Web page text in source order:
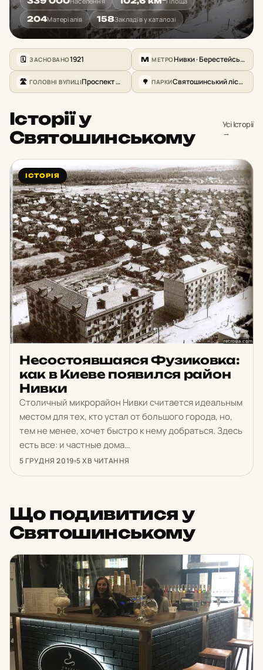
204Матеріалів 158Закладів у каталозі
🗓 ЗАСНОВАНО1921 M МЕТРО Нивки · Берестейська · Святошин · Житомирська · Академмістечко
🛣 ГОЛОВНІ ВУЛИЦІ Проспект Перемоги, Кільцева дорога, Семашка 🌳 ПАРКИ Святошинський лісопарк, Парк перемоги
Історії у
Святошинському
Усі Історії
→
ІСТОРІЯ
Несостоявшаяся Фузиковка:
как в Киеве появился район
Нивки
Столичный микрорайон Нивки считается идеальным
местом для тех, кто устал от большого города, но,
тем не менее, хочет быстро к нему добраться. Здесь
есть все: и частные дома…
5 ГРУДНЯ 2019 5 ХВ ЧИТАННЯ
Що подивитися у
Святошинському